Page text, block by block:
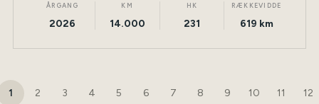
ÅRGANG
2026
KM
14.000
HK
231
RÆKKEVIDDE
619 km
1 2 3 4 5 6 7 8 9 10 11 12